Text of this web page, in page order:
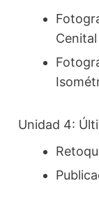
Cenital
Unidad 4: